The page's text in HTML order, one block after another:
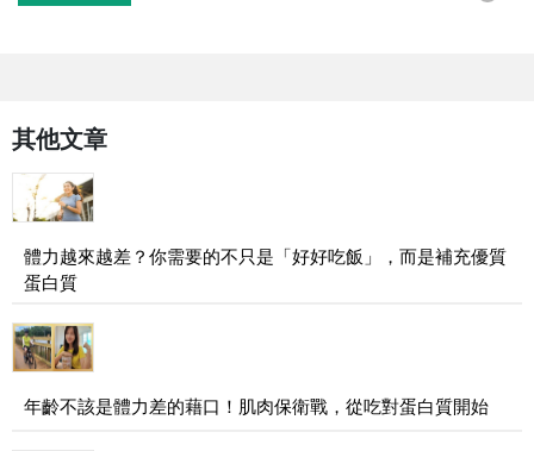
其他文章
體力越來越差？你需要的不只是「好好吃飯」，而是補充優質
蛋白質
年齡不該是體力差的藉口！肌肉保衛戰，從吃對蛋白質開始